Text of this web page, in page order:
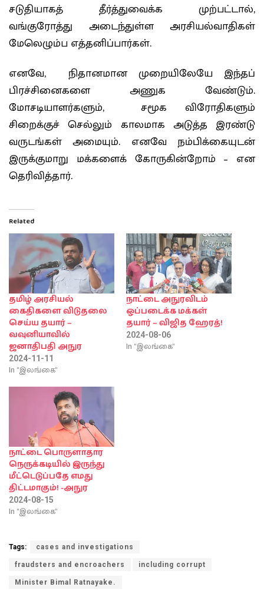
சடுதியாகத் தீர்த்துவைக்க முற்பட்டால்,
வங்குரோத்து அடைந்துள்ள அரசியல்வாதிகள்
மேலெழும்ப எத்தனிப்பார்கள்.
எனவே, நிதானமான முறையிலேயே இந்தப்
பிரச்சினைகளை அணுக வேண்டும்.
மோசடியாளர்களும், சமூக விரோதிகளும்
சிறைக்குச் செல்லும் காலமாக அடுத்த இரண்டு
வருடங்கள் அமையும். எனவே நம்பிக்கையுடன்
இருக்குமாறு மக்களைக் கோருகின்றோம் – என
தெரிவித்தார்.
Related
தமிழ் அரசியல்
கைதிகளை விடுதலை
செய்ய தயார் –
வவுனியாவில்
ஜனாதிபதி அநுர
2024-11-11
In "இலங்கை"
நாட்டை அநுரவிடம்
ஒப்படைக்க மக்கள்
தயார் – விஜித ஹேரத்!
2024-08-06
In "இலங்கை"
நாட்டை பொருளாதார
நெருக்கடியில் இருந்து
மீட்டெடுப்பதே எமது
திட்டமாகும்! -அநுர
2024-08-15
In "இலங்கை"
Tags: cases and investigations
fraudsters and encroachers including corrupt
Minister Bimal Ratnayake.